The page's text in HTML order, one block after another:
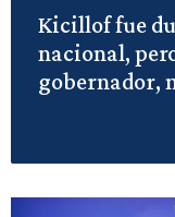
Kicillof fue
nacional,
gobernador,